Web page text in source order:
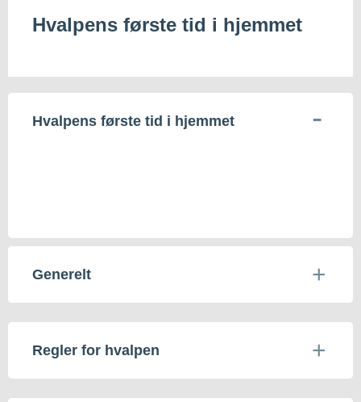
Hvalpens første tid i hjemmet
Hvalpens første tid i hjemmet
Generelt
Regler for hvalpen